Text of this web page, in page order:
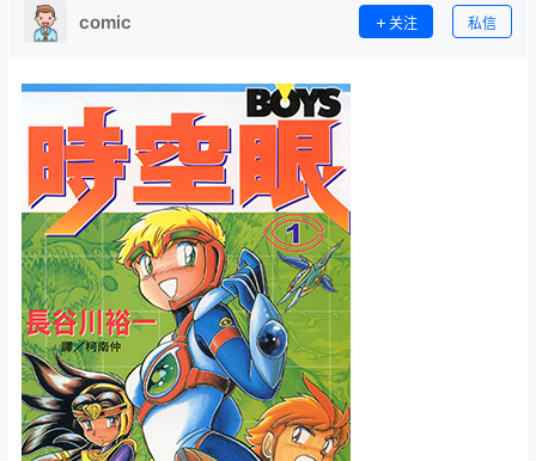
comic 关注 私信